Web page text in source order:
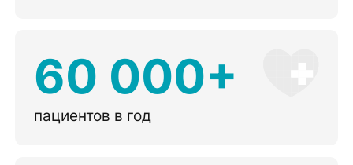
60 000+
пациентов в год